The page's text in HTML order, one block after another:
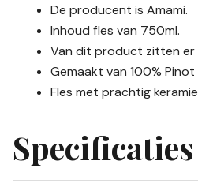
De producent is Amami.
Inhoud fles van 750ml.
Van dit product zitten er
Gemaakt van 100%
Fles met prachtig
Specificaties